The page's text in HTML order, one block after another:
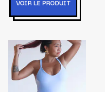
VOIR LE PRODUIT